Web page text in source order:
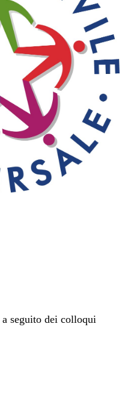
a seguito dei colloqui